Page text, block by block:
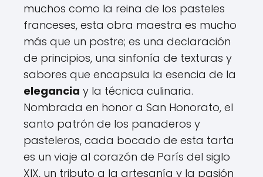
muchos como la reina de los pasteles
franceses, esta obra maestra es mucho
más que un postre; es una declaración
de principios, una sinfonía de texturas y
sabores que encapsula la esencia de la
elegancia y la técnica culinaria.
Nombrada en honor a San Honorato, el
santo patrón de los panaderos y
pasteleros, cada bocado de esta tarta
es un viaje al corazón de París del siglo
XIX, un tributo a la artesanía y la pasión